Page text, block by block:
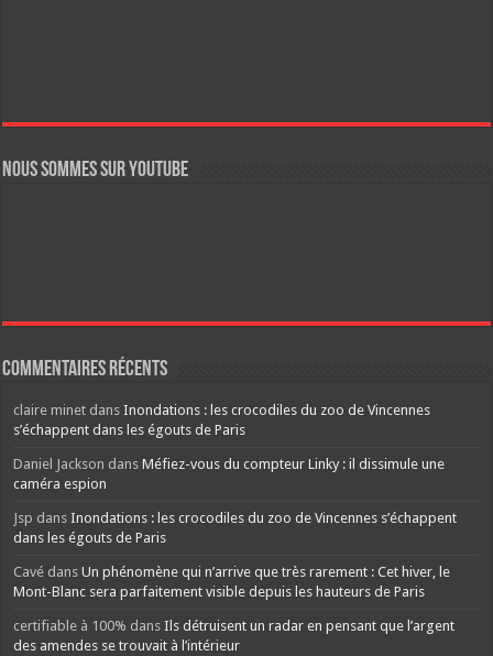
Nous sommes sur YouTube
Commentaires récents
claire minet dansInondations : les crocodiles du zoo de Vincennes
s’échappent dans les égouts de Paris
Daniel Jackson dansMéfiez-vous du compteur Linky : il dissimule une
caméra espion
Jsp dansInondations : les crocodiles du zoo de Vincennes s’échappent
dans les égouts de Paris
Cavé dansUn phénomène qui n’arrive que très rarement : Cet hiver, le
Mont-Blanc sera parfaitement visible depuis les hauteurs de Paris
certifiable à 100% dansIls détruisent un radar en pensant que l’argent
des amendes se trouvait à l’intérieur